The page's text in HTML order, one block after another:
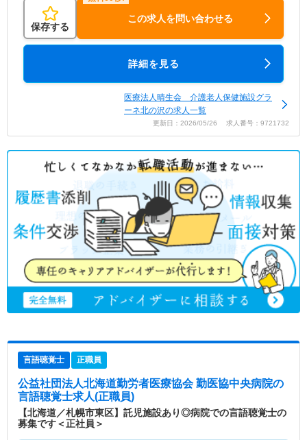
保存する
この求人を問い合わせる
詳細を見る
医療法人晴生会 介護老人保健施設グラ
ーネ北の沢の求人一覧
更新日：2026/05/26 求人番号：9721732
言語聴覚士 正職員
公益社団法人北海道勤労者医療協会 勤医協中央病院の
言語聴覚士求人(正職員)
【北海道／札幌市東区】託児施設あり◎病院での言語聴覚士の
募集です＜正社員＞